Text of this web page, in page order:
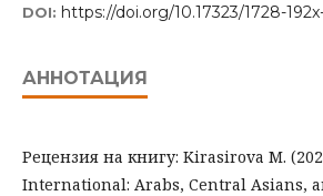
DOI: https://doi.org/10.17323/1728-
АННОТАЦИЯ
Рецензия на книгу: Kirasirova M.
International: Arabs, Central Asians,